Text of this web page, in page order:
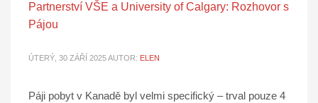
Partnerství VŠE a University of Calgary: Rozhovor s
Pájou
ÚTERÝ, 30 ZÁŘÍ 2025AUTOR: ELEN
Páji pobyt v Kanadě byl velmi specifický – trval pouze 4